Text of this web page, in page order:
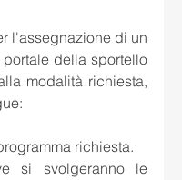
l'assegnazione di un
portale della sportello
modalità richiesta,
richiesta.
si svolgeranno le